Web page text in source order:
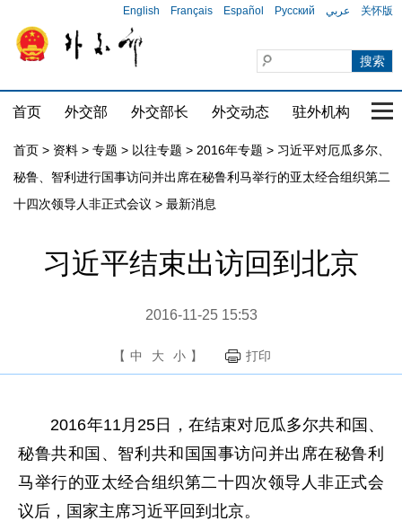
English Français Español Русский عربي 关怀版
首页 外交部 外交部长 外交动态 驻外机构 国
首页 > 资料 > 专题 > 以往专题 > 2016年专题 > 习近平对厄瓜多尔、
秘鲁、智利进行国事访问并出席在秘鲁利马举行的亚太经合组织第二
十四次领导人非正式会议 > 最新消息
习近平结束出访回到北京
2016-11-25 15:53
【 中 大 小 】 打印
2016年11月25日，在结束对厄瓜多尔共和国、
秘鲁共和国、智利共和国国事访问并出席在秘鲁利
马举行的亚太经合组织第二十四次领导人非正式会
议后，国家主席习近平回到北京。